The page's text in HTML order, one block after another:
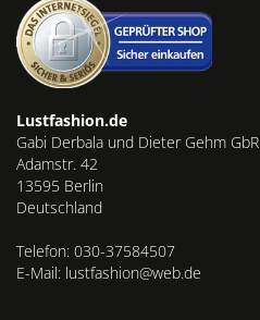
Lustfashion.de
Gabi Derbala und Dieter Gehm GbR
Adamstr. 42
13595 Berlin
Deutschland
Telefon: 030-37584507
E-Mail: lustfashion@web.de